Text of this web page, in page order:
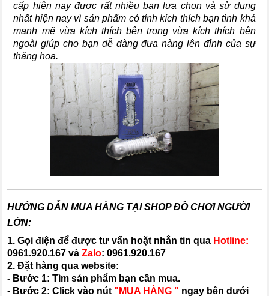
cấp hiện nay được rất nhiều bạn lựa chọn và sử dụng
nhất hiện nay vì sản phẩm có tính kích thích bạn tình khá
mạnh mẽ vừa kích thích bên trong vừa kích thích bên
ngoài giúp cho bạn dễ dàng đưa nàng lên đỉnh của sự
thăng hoa.
HƯỚNG DẪN MUA HÀNG TẠI SHOP ĐỒ CHƠI NGƯỜI
LỚN:
1. Gọi điện để được tư vấn hoặt nhắn tin qua Hotline:
0961.920.167 vàZalo:0961.920.167
2. Đặt hàng qua website:
- Bước 1: Tìm sản phẩm bạn cần mua.
- Bước 2: Click vào nút "MUA HÀNG " ngay bên dưới